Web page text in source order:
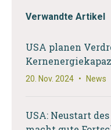
Verwandte Artikel
USA planen
20. Nov. 2024 • News
USA: Neustart